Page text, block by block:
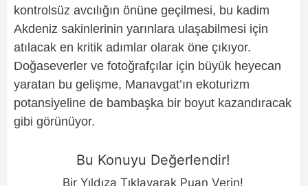
kontrolsüz avcılığın önüne geçilmesi, bu kadim
Akdeniz sakinlerinin yarınlara ulaşabilmesi için
atılacak en kritik adımlar olarak öne çıkıyor.
Doğaseverler ve fotoğrafçılar için büyük heyecan
yaratan bu gelişme, Manavgat’ın ekoturizm
potansiyeline de bambaşka bir boyut kazandıracak
gibi görünüyor.
Bu Konuyu Değerlendir!
Bir Yıldıza Tıklayarak Puan Verin!